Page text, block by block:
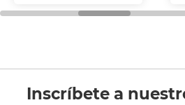
Inscríbete a